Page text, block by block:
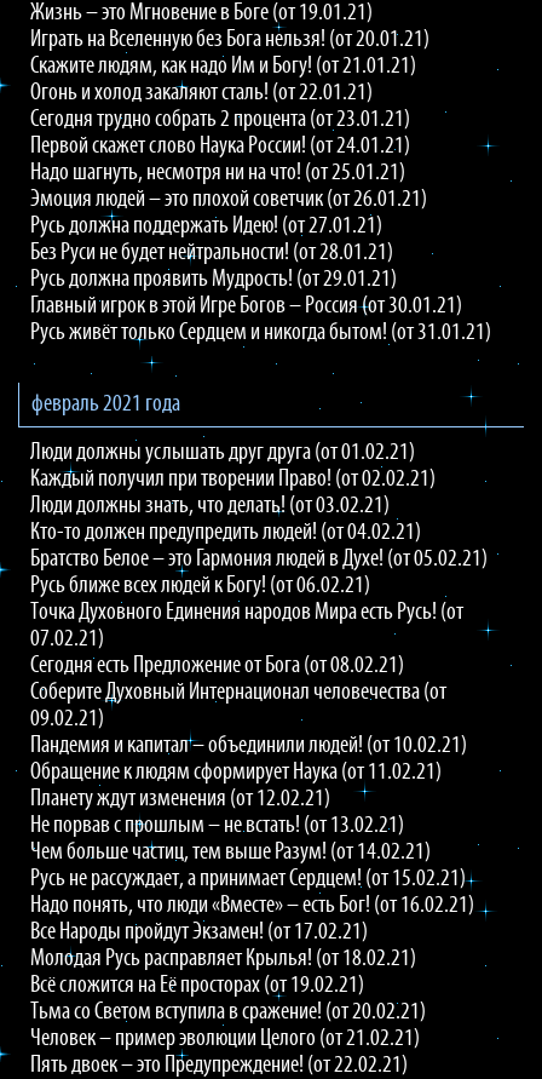
Жизнь – это Мгновение в Боге (от 19.01.21)
Играть на Вселенную без Бога нельзя! (от 20.01.21)
Скажите людям, как надо Им и Богу! (от 21.01.21)
Огонь и холод закаляют сталь! (от 22.01.21)
Сегодня трудно собрать 2 процента (от 23.01.21)
Первой скажет слово Наука России! (от 24.01.21)
Надо шагнуть, несмотря ни на что! (от 25.01.21)
Эмоция людей – это плохой советчик (от 26.01.21)
Русь должна поддержать Идею! (от 27.01.21)
Без Руси не будет нейтральности! (от 28.01.21)
Русь должна проявить Мудрость! (от 29.01.21)
Главный игрок в этой Игре Богов – Россия (от 30.01.21)
Русь живёт только Сердцем и никогда бытом! (от 31.01.21)
февраль 2021 года
Люди должны услышать друг друга (от 01.02.21)
Каждый получил при творении Право! (от 02.02.21)
Люди должны знать, что делать! (от 03.02.21)
Кто-то должен предупредить людей! (от 04.02.21)
Братство Белое – это Гармония людей в Духе! (от 05.02.21)
Русь ближе всех людей к Богу! (от 06.02.21)
Точка Духовного Единения народов Мира есть Русь! (от
07.02.21)
Сегодня есть Предложение от Бога (от 08.02.21)
Соберите Духовный Интернационал человечества (от
09.02.21)
Пандемия и капитал – объединили людей! (от 10.02.21)
Обращение к людям сформирует Наука (от 11.02.21)
Планету ждут изменения (от 12.02.21)
Не порвав с прошлым – не встать! (от 13.02.21)
Чем больше частиц, тем выше Разум! (от 14.02.21)
Русь не рассуждает, а принимает Сердцем! (от 15.02.21)
Надо понять, что люди «Вместе» – есть Бог! (от 16.02.21)
Все Народы пройдут Экзамен! (от 17.02.21)
Молодая Русь расправляет Крылья! (от 18.02.21)
Всё сложится на Её просторах (от 19.02.21)
Тьма со Светом вступила в сражение! (от 20.02.21)
Человек – пример эволюции Целого (от 21.02.21)
Пять двоек – это Предупреждение! (от 22.02.21)